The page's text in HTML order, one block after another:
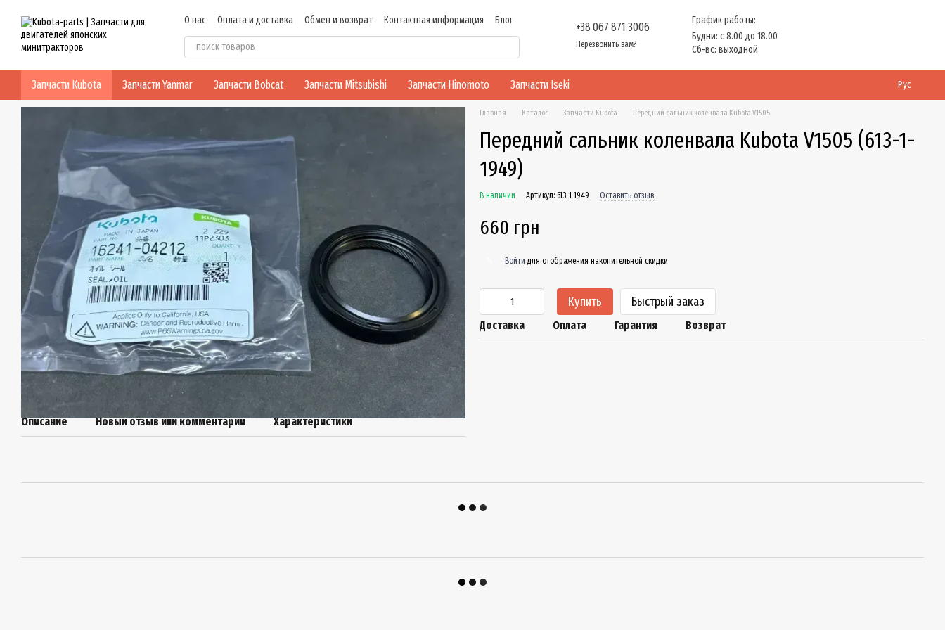
О нас Оплата и доставка Обмен и возврат Контактная информация
Блог
Политика конфиденциальности
+38 067 871 3006
Перезвонить вам?
График работы:
Будни: с 8.00 до 18.00
Сб-вс: выходной
Запчасти Kubota Запчасти Yanmar Запчасти Bobcat Запчасти Mitsubishi Запчасти Hinomoto Запчасти Iseki Рус
Описание Новый отзыв или комментарий Характеристики
Главная Каталог Запчасти Kubota Передний сальник коленвала Kubota V1505
Передний сальник коленвала Kubota V1505 (613-1-
1949)
В наличии Артикул: 613-1-1949 Оставить отзыв
660 грн
Войти для отображения накопительной скидки
Купить Быстрый заказ
Доставка Оплата Гарантия Возврат